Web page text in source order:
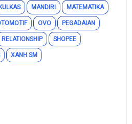
MANDIRI MATEMATIKA
OVO PEGADAIAN
RELATIONSHIP SHOPEE
XANH SM